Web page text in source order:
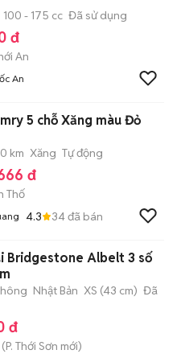
100 - 175 cc Đã sử dụng
đ
An
An
5 chỗ Xăng màu Đỏ
km Xăng Tự động
đ
Thố
4.3 34đã bán
Bridgestone Albelt 3 số
Nhật Bản XS (43 cm) Đã
đ
(P. Thới Sơn mới)